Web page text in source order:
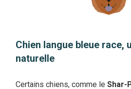
Chien langue bleue race,
naturelle
Certains chiens, comme le Shar-